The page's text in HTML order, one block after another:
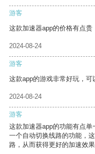
游客
这款加速器app的价格有点贵
2024-08-24
游客
这款app的游戏非常好玩，可
2024-08-24
游客
这款加速器app的功能有点
一个自动切换线路的功能，
路，从而获得更好的加速效果